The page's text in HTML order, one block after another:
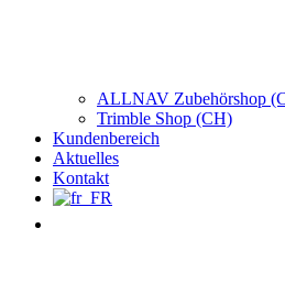
ALLNAV Zubehörshop
Trimble Shop (CH)
Kundenbereich
Aktuelles
Kontakt